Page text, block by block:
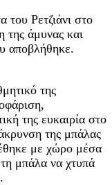
του Ρετζιάνι στο
άμυνας και
αποβλήθηκε.
της
της ευκαιρία στο
της μπάλας
με χώρο μέσα
μπάλα να χτυπά